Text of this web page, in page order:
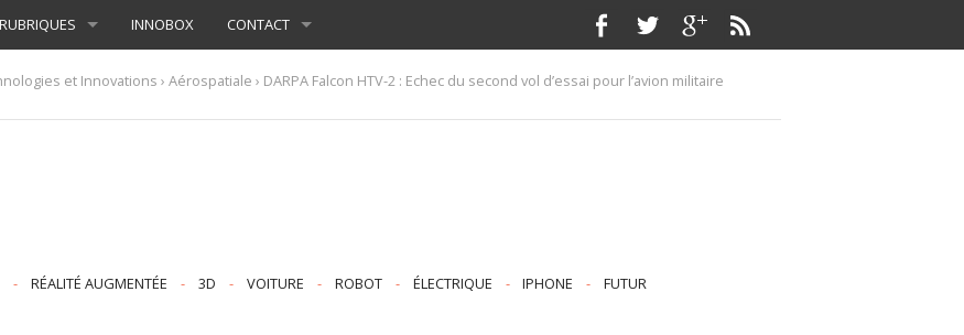
RUBRIQUES INNOBOX CONTACT
et Innovations ›Aérospatiale › DARPA Falcon HTV-2 : Echec du second vol d’essai pour l’avion militaire
- RÉALITÉ AUGMENTÉE - 3D - VOITURE - ROBOT - ÉLECTRIQUE - IPHONE - FUTUR